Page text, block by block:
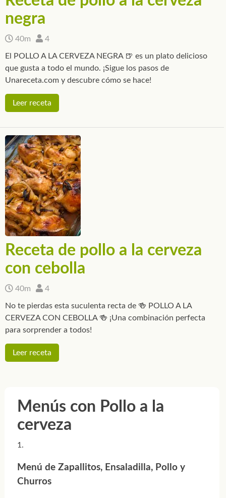
negra
40m 4
El POLLO A LA CERVEZA NEGRA 🍺 es un plato delicioso
que gusta a todo el mundo. ¡Sigue los pasos de
Unareceta.com y descubre cómo se hace!
Leer receta
Receta de pollo a la cerveza
con cebolla
40m 4
No te pierdas esta suculenta recta de 🍻 POLLO A LA
CERVEZA CON CEBOLLA 🍻 ¡Una combinación perfecta
para sorprender a todos!
Leer receta
Menús con Pollo a la
cerveza
Menú de Zapallitos, Ensaladilla, Pollo y
Churros